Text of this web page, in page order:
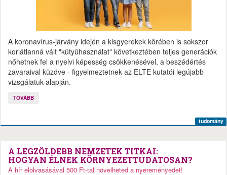
A koronavírus-járvány idején a kisgyerekek körében is sokszor
korlátlanná vált "kütyühasználat" következtében teljes generációk
nőhetnek fel a nyelvi képesség csökkenésével, a beszédértés
zavaraival küzdve - figyelmeztetnek az ELTE kutatói legújabb
vizsgálatuk alapján.
TOVÁBB
tudomány
A LEGZÖLDEBB NEMZETEK TITKAI:
HOGYAN ÉLNEK KÖRNYEZETTUDATOSAN?
A hír elolvasásával 500 Ft-tal növelheted a nyereményedet!